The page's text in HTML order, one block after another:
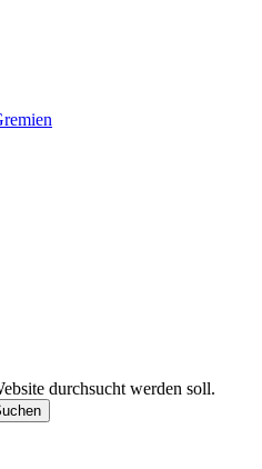
durchsucht werden soll.